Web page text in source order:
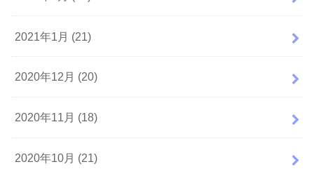
2021年1月 (21)
2020年12月 (20)
2020年11月 (18)
2020年10月 (21)